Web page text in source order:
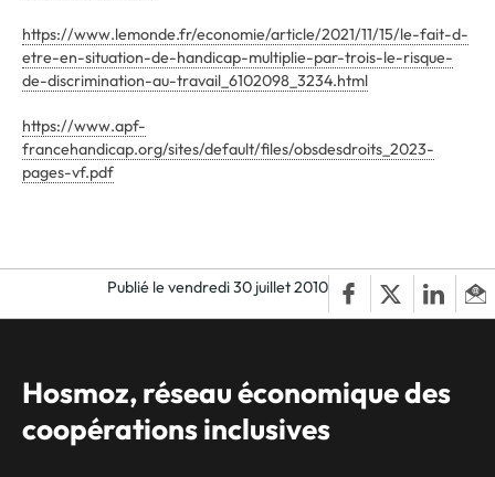
https://www.lemonde.fr/economie/article/2021/11/15/le-fait-d-
etre-en-situation-de-handicap-multiplie-par-trois-le-risque-
de-discrimination-au-travail_6102098_3234.html
https://www.apf-
francehandicap.org/sites/default/files/obsdesdroits_2023-
pages-vf.pdf
Publié le vendredi 30 juillet 2010
Hosmoz, réseau économique des
coopérations inclusives